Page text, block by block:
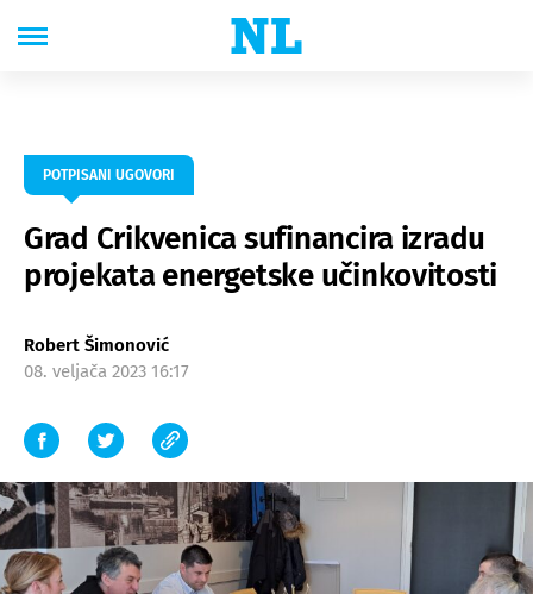
POTPISANI UGOVORI
Grad Crikvenica sufinancira izradu
projekata energetske učinkovitosti
Robert Šimonović
08. veljača 2023 16:17